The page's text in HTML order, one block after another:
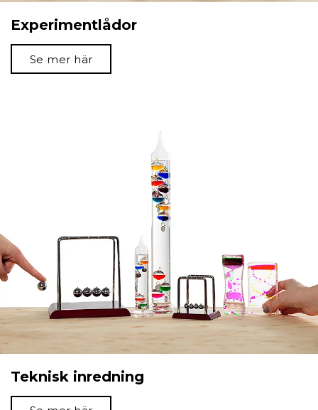
Experimentlådor
Se mer här
Teknisk inredning